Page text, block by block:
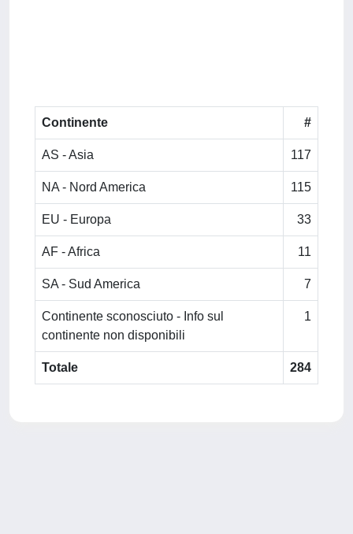
Continente #
AS - Asia 117
NA - Nord America 115
EU - Europa 33
AF - Africa 11
SA - Sud America 7
Continente sconosciuto - Info sul
continente non disponibili
1
Totale 284